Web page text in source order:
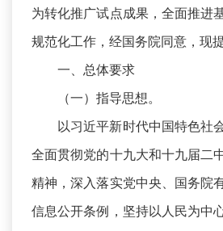
为转化推广试点成果，全面推进
规范化工作，经国务院同意，现
一、总体要求
（一）指导思想。
以习近平新时代中国特色社
全面贯彻党的十九大和十九届二
精神，深入落实党中央、国务院
信息公开条例，坚持以人民为中